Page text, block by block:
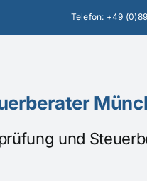
Telefon: +49
und